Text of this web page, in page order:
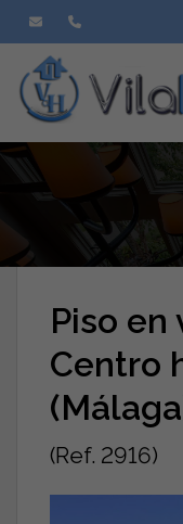
Piso en
Centro
(Ref. 2916)